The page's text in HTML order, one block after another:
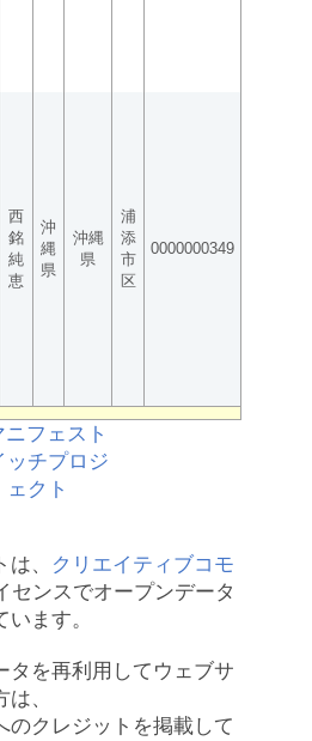
西
銘
純
恵
沖
縄
県
沖縄
県
浦
添
市
区
0000000349
、
クリエイティブコモ
センスでオープンデータ
ます。
タを再利用してウェブサ
、
のクレジットを掲載して